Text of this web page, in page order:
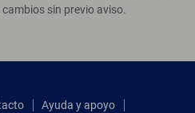
sin previo aviso.
Ayuda y apoyo